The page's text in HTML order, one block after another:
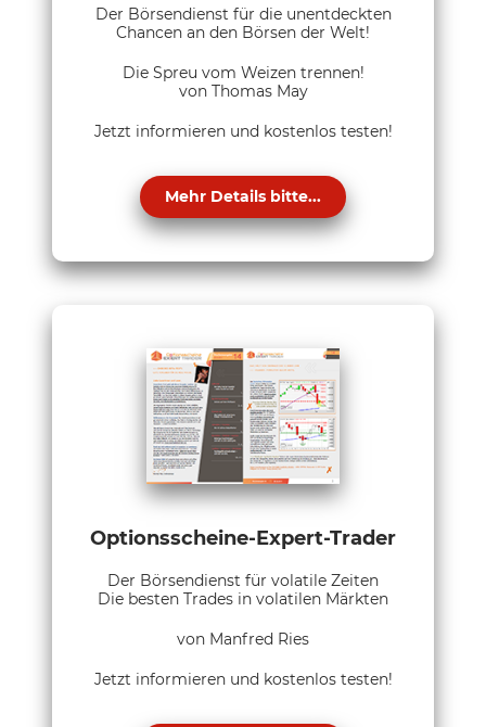
Der Börsendienst für die unentdeckten
Chancen an den Börsen der Welt!
Die Spreu vom Weizen trennen!
von Thomas May
Jetzt informieren und kostenlos testen!
Mehr Details bitte...
Optionsscheine-Expert-Trader
Der Börsendienst für volatile Zeiten
Die besten Trades in volatilen Märkten
von Manfred Ries
Jetzt informieren und kostenlos testen!